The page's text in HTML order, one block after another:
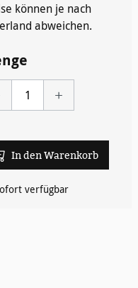
können je nach
abweichen.
In den Warenkorb
verfügbar